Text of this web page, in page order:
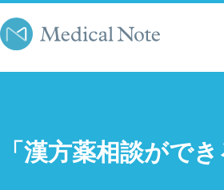
「漢方薬相談がで